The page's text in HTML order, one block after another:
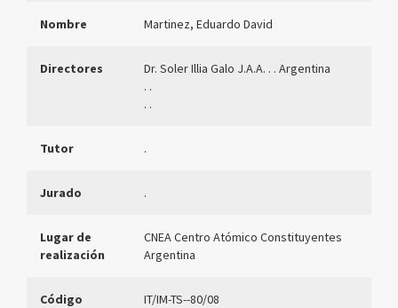
Nombre Martinez, Eduardo David
Directores
Dr. Soler Illia Galo J.A.A. . . Argentina
. .
. .
Tutor .
Jurado .
Lugar de
realización
CNEA Centro Atómico Constituyentes
Argentina
Código IT/IM-TS--80/08